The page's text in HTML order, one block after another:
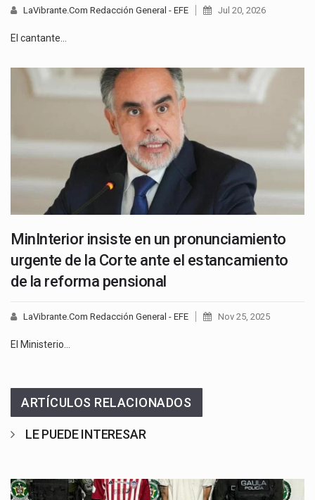
LaVibrante.Com Redacción General - EFE Jul 20, 2026
El cantante…
MinInterior insiste en un pronunciamiento
urgente de la Corte ante el estancamiento
de la reforma pensional
LaVibrante.Com Redacción General - EFE Nov 25, 2025
El Ministerio…
ARTÍCULOS RELACIONADOS
LE PUEDE INTERESAR